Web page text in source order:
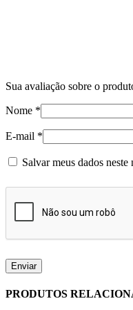
Sua avaliação sobre o
Nome *
E-mail *
Salvar meus dados
PRODUTOS